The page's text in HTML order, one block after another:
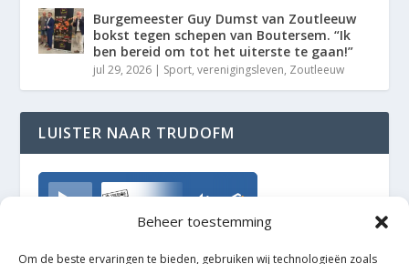
Beheer toestemming
Om de beste ervaringen te bieden, gebruiken wij technologieën zoals
Burgemeester Guy Dumst van Zoutleeuw
bokst tegen schepen van Boutersem. “Ik
ben bereid om tot het uiterste te gaan!”
jul 29, 2026 | Sport,verenigingsleven, Zoutleeuw
LUISTER NAAR TRUDOFM
TrudoFM